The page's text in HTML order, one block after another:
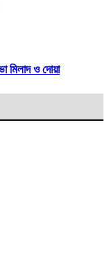
মিলাদ ও দোয়া